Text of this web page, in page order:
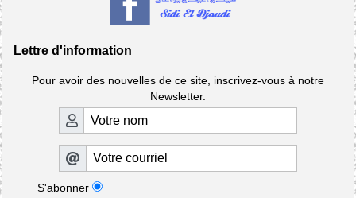
Lettre d'information
Pour avoir des nouvelles de ce site, inscrivez-vous à notre
Newsletter.
S'abonner